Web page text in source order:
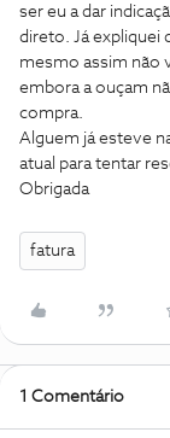
ser eu a dar
direto. Já expliquei
mesmo assim não
embora a ouçam
compra.
Alguem já esteve
atual para tentar
Obrigada
fatura
1 Comentário